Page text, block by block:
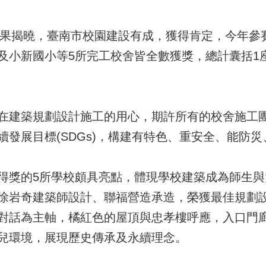
揭曉，臺南市校園建設有成，獲得肯定，今年
小新國小等5所完工校舍皆全數獲獎，總計囊括1
建築規劃設計施工的用心，期許所有的校舍施工
發展目標(SDGs)，構建有特色、重安全、能防
獎的5所學校頗具亮點，體現學校建築成為師生
岩奇建築師設計、聯福營造承造，榮獲最佳規劃
話為主軸，橘紅色的屋頂與忠孝樓呼應，入口門
環境，展現歷史傳承及永續理念。